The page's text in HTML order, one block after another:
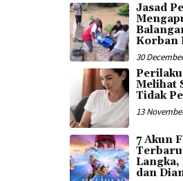
Jasad
Korban
30
Melihat
Tidak
13
7 Akun
Langka,
dan